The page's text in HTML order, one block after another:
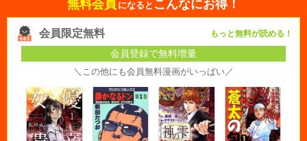
無料会員 になると こんなにお得！
会員限定無料 もっと無料が読める！
会員登録で無料増量
＼この他にも会員無料漫画がいっぱい／